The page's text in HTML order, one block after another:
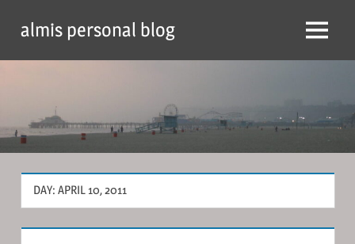
content
almis personal blog Menu
DAY: APRIL 10, 2011